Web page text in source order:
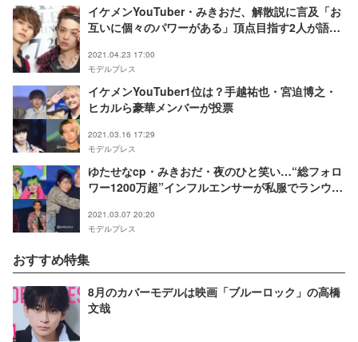
イケメンYouTuber・みきおだ、解散説に言及「お
互いに個々のパワーがある」頂点目指す2人が語る
2021.04.23 17:00
モデルプレス
イケメンYouTuber1位は？手越祐也・宮迫博之・
ヒカルら豪華メンバーが投票
2021.03.16 17:29
モデルプレス
ゆたせなcp・みきおだ・夜のひと笑い…“総フォロ
ワー1200万超”インフルエンサーが私服でランウェ
2021.03.07 20:20
モデルプレス
おすすめ特集
8月のカバーモデルは映画「ブルーロック」の高橋
文哉